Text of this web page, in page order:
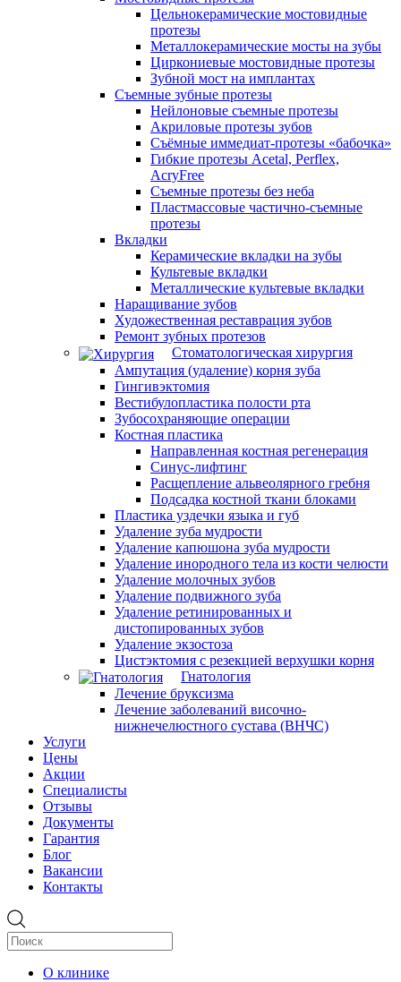
Цельнокерамические мостовидные
протезы
Металлокерамические мосты на зубы
Циркониевые мостовидные протезы
Зубной мост на имплантах
Съемные зубные протезы
Нейлоновые съемные протезы
Акриловые протезы зубов
Съёмные иммедиат‑протезы «бабочка»
Гибкие протезы Acetal, Perflex,
AcryFree
Съемные протезы без неба
Пластмассовые частично-съемные
протезы
Вкладки
Керамические вкладки на зубы
Культевые вкладки
Металлические культевые вкладки
Наращивание зубов
Художественная реставрация зубов
Ремонт зубных протезов
Стоматологическая хирургия
Ампутация (удаление) корня зуба
Гингивэктомия
Вестибулопластика полости рта
Зубосохраняющие операции
Костная пластика
Направленная костная регенерация
Синус-лифтинг
Расщепление альвеолярного гребня
Подсадка костной ткани блоками
Пластика уздечки языка и губ
Удаление зуба мудрости
Удаление капюшона зуба мудрости
Удаление инородного тела из кости челюсти
Удаление молочных зубов
Удаление подвижного зуба
Удаление ретинированных и
дистопированных зубов
Удаление экзостоза
Цистэктомия с резекцией верхушки корня
Гнатология
Лечение бруксизма
Лечение заболеваний височно-
нижнечелюстного сустава (ВНЧС)
Услуги
Цены
Акции
Специалисты
Отзывы
Документы
Гарантия
Блог
Вакансии
Контакты
О клинике